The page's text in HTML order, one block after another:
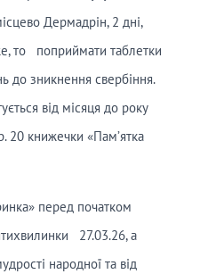
Дермадрін, 2 дні,
то поприймати таблетки
до зникнення свербіння.
від місяця до року
20 книжечки «Пам’ятка
перед початком
27.03.26, а
народної та від